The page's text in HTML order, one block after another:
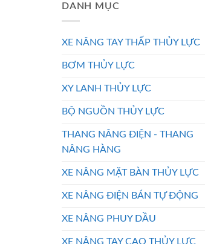
DANH MỤC
XE NÂNG TAY THẤP THỦY LỰC
BƠM THỦY LỰC
XY LANH THỦY LỰC
BỘ NGUỒN THỦY LỰC
THANG NÂNG ĐIỆN - THANG
NÂNG HÀNG
XE NÂNG MẶT BÀN THỦY LỰC
XE NÂNG ĐIỆN BÁN TỰ ĐỘNG
XE NÂNG PHUY DẦU
XE NÂNG TAY CAO THỦY LỰC